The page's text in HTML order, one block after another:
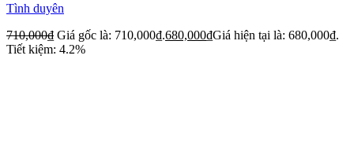
Tình duyên
710,000₫ Giá gốc là: 710,000₫.680,000₫Giá hiện tại là: 680,000₫.
Tiết kiệm: 4.2%